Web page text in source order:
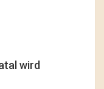
wird